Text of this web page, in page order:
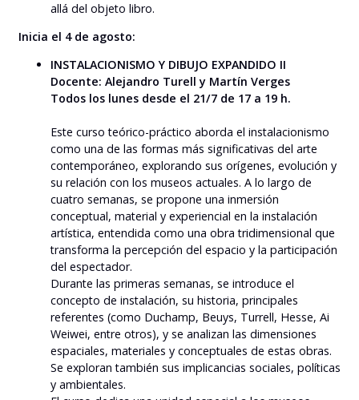
allá del objeto libro.
Inicia el 4 de agosto:
INSTALACIONISMO Y DIBUJO EXPANDIDO II
Docente: Alejandro Turell y Martín Verges
Todos los lunes desde el 21/7 de 17 a 19 h.
Este curso teórico-práctico aborda el instalacionismo
como una de las formas más significativas del arte
contemporáneo, explorando sus orígenes, evolución y
su relación con los museos actuales. A lo largo de
cuatro semanas, se propone una inmersión
conceptual, material y experiencial en la instalación
artística, entendida como una obra tridimensional que
transforma la percepción del espacio y la participación
del espectador.
Durante las primeras semanas, se introduce el
concepto de instalación, su historia, principales
referentes (como Duchamp, Beuys, Turrell, Hesse, Ai
Weiwei, entre otros), y se analizan las dimensiones
espaciales, materiales y conceptuales de estas obras.
Se exploran también sus implicancias sociales, políticas
y ambientales.